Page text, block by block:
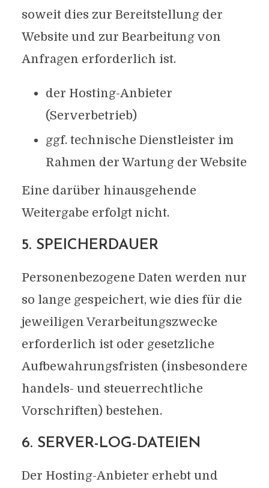
soweit dies zur Bereitstellung der
Website und zur Bearbeitung von
Anfragen erforderlich ist.
der Hosting-Anbieter
(Serverbetrieb)
ggf. technische Dienstleister im
Rahmen der Wartung der Website
Eine darüber hinausgehende
Weitergabe erfolgt nicht.
5. SPEICHERDAUER
Personenbezogene Daten werden nur
so lange gespeichert, wie dies für die
jeweiligen Verarbeitungszwecke
erforderlich ist oder gesetzliche
Aufbewahrungsfristen (insbesondere
handels- und steuerrechtliche
Vorschriften) bestehen.
6. SERVER-LOG-DATEIEN
Der Hosting-Anbieter erhebt und